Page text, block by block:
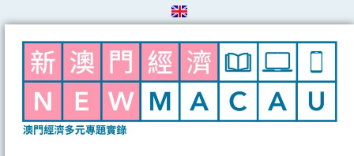
to
content